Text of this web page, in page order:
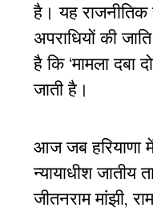
है। यह राजनीतिक
अपराधियों की
है कि ‘मामला दबा
जाती है।
आज जब हरियाणा
न्यायाधीश जातीय
जीतनराम मांझी,